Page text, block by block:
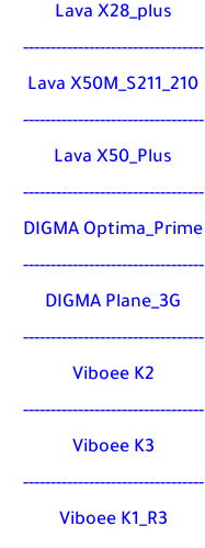
Lava X28_plus
---------------------------------
Lava X50M_S211_210
---------------------------------
Lava X50_Plus
---------------------------------
DIGMA Optima_Prime
---------------------------------
DIGMA Plane_3G
---------------------------------
Viboee K2
---------------------------------
Viboee K3
---------------------------------
Viboee K1_R3